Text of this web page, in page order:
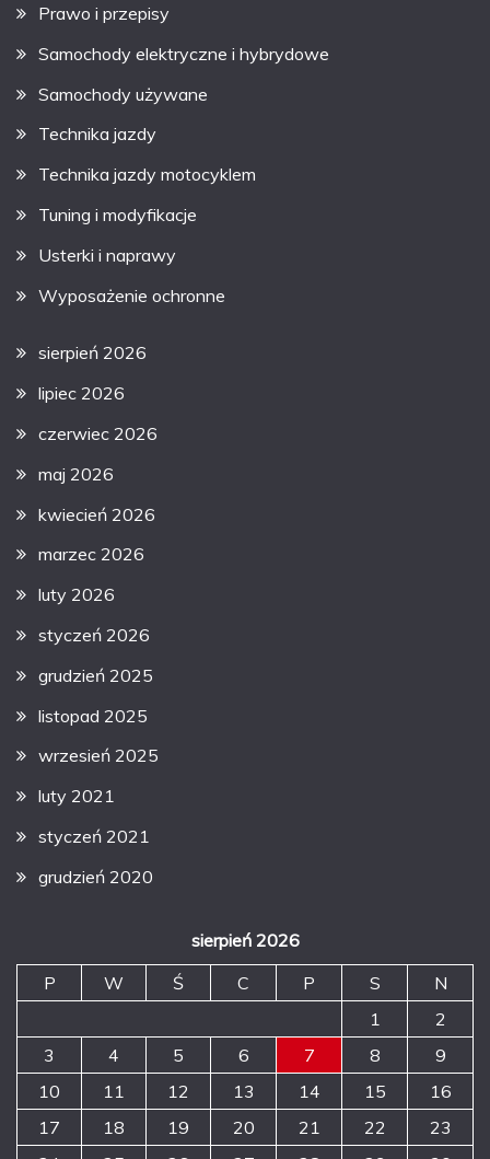
Prawo i przepisy
Samochody elektryczne i hybrydowe
Samochody używane
Technika jazdy
Technika jazdy motocyklem
Tuning i modyfikacje
Usterki i naprawy
Wyposażenie ochronne
sierpień 2026
lipiec 2026
czerwiec 2026
maj 2026
kwiecień 2026
marzec 2026
luty 2026
styczeń 2026
grudzień 2025
listopad 2025
wrzesień 2025
luty 2021
styczeń 2021
grudzień 2020
sierpień 2026
P
W Ś C P S
N
1
2
3
4 5 6 7 8
9
10
11 12 13 14 15
16
17
18 19 20 21 22
23